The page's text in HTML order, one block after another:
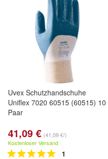
Uvex Schutzhandschuhe
Uniflex 7020 60515 (60515) 10
Paar
41,09 € (41,09 €/)
Kostenloser Versand
1